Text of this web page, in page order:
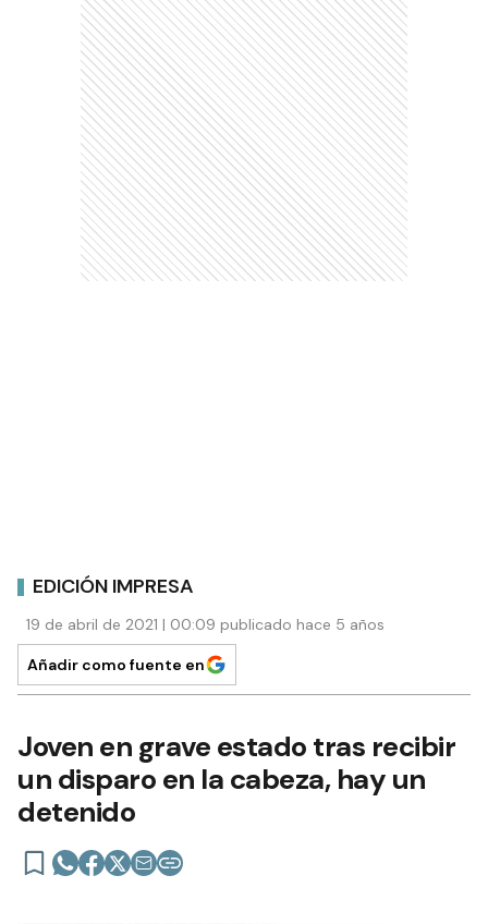
EDICIÓN IMPRESA
19 de abril de 2021 | 00:09 publicado hace 5 años
Añadir como fuente en
Joven en grave estado tras recibir
un disparo en la cabeza, hay un
detenido